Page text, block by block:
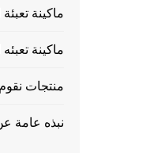
ماكينة
ماكينة تعبئه
منتجات
نبذه عامة